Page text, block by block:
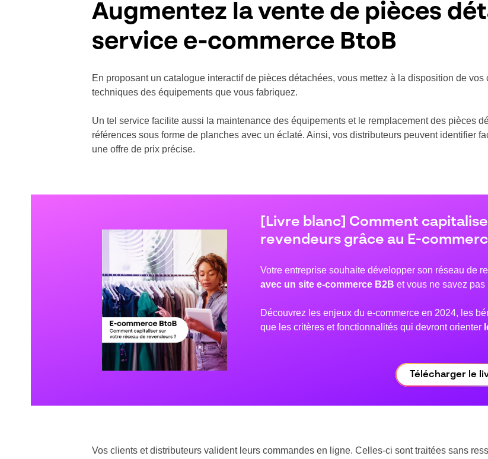
Augmentez la vente de pièces
service e-commerce BtoB
En proposant un catalogue interactif de pièces détachées, vous mettez à la disposition de
techniques des équipements que vous fabriquez.
Un tel service facilite aussi la maintenance des équipements et le remplacement des pièces
références sous forme de planches avec un éclaté. Ainsi, vos distributeurs peuvent identifier
une offre de prix précise.
[Livre blanc] Comment
revendeurs grâce au E-
Votre entreprise souhaite développer son réseau de
avec un site e-commerce B2B et vous ne savez pas
Découvrez les enjeux du e-commerce en 2024, les
que les critères et fonctionnalités qui devront orienter
Télécharger le
Vos clients et distributeurs valident leurs commandes en ligne. Celles-ci sont traitées sans